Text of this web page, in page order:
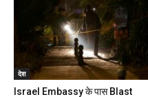
देश
Israel Embassy के पास Blast